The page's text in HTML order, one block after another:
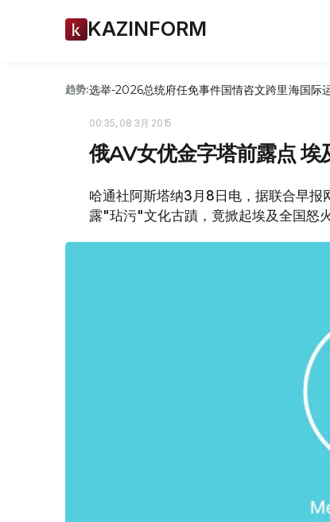
KAZINFORM
趋势:选举-2026总统府任免事件国情咨文跨里海国际
00:35, 08 3月 2015
俄AV女优金字塔前露点 埃
哈通社阿斯塔纳3月8日电，据联合早报
露"玷污"文化古蹟，竟掀起埃及全国怒